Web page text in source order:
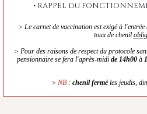
• RAPPEL du
> Le carnet de vaccination est exigé à
toux de chenil
> Pour des raisons de respect du protocole
pensionnaire se fera l'après-midi de 14h00à
> NB : chenil ferméles jeudis,